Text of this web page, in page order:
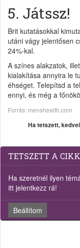
5. Játssz!
Brit kutatásokkal
utáni vágy jelentősen
24%-kal.
A színes alakzatok,
kialakítása annyira le
éhséget. Telepítsd a
ennyi, és még a
Forrás: menshealth.com
Ha tetszett,
TETSZETT A
Ha szeretnél ilyen
itt jelentkezz rá!
Beállítom